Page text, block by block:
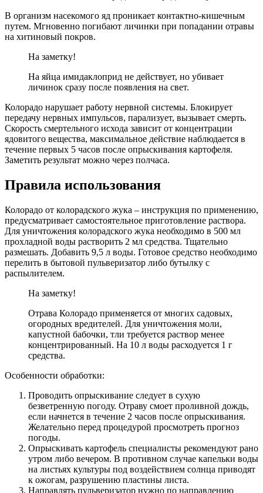
В организм насекомого яд проникает контактно-кишечным
путем. Мгновенно погибают личинки при попадании отравы
на хитиновый покров.
На заметку!
На яйца имидаклоприд не действует, но убивает
личинок сразу после появления на свет.
Колорадо нарушает работу нервной системы. Блокирует
передачу нервных импульсов, парализует, вызывает смерть.
Скорость смертельного исхода зависит от концентрации
ядовитого вещества, максимальное действие наблюдается в
течение первых 5 часов после опрыскивания картофеля.
Заметить результат можно через полчаса.
Правила использования
Колорадо от колорадского жука – инструкция по применению,
предусматривает самостоятельное приготовление раствора.
Для уничтожения колорадского жука необходимо в 500 мл
прохладной воды растворить 2 мл средства. Тщательно
размешать. Добавить 9,5 л воды. Готовое средство необходимо
перелить в бытовой пульверизатор либо бутылку с
распылителем.
На заметку!
Отрава Колорадо применяется от многих садовых,
огородных вредителей. Для уничтожения моли,
капустной бабочки, тли требуется раствор менее
концентрированный. На 10 л воды расходуется 1 г
средства.
Особенности обработки:
Проводить опрыскивание следует в сухую
безветренную погоду. Отраву смоет проливной дождь,
если начнется в течение 2 часов после опрыскивания.
Желательно перед процедурой просмотреть прогноз
погоды.
Опрыскивать картофель специалисты рекомендуют рано
утром либо вечером. В противном случае капельки воды
на листьях культуры под воздействием солнца приводят
к ожогам, разрушению пластины листа.
Направлять пульверизатор нужно по направлению